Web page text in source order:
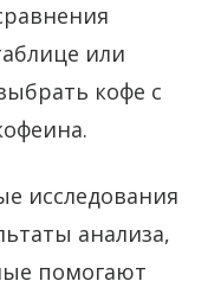
или
кофе с
исследования
анализа,
помогают